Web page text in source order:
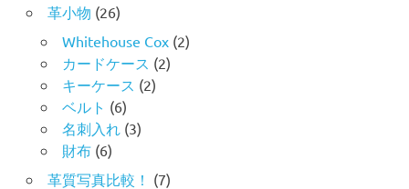
革小物 (26)
Whitehouse Cox(2)
カードケース (2)
キーケース (2)
ベルト (6)
名刺入れ (3)
財布(6)
革質写真比較！ (7)